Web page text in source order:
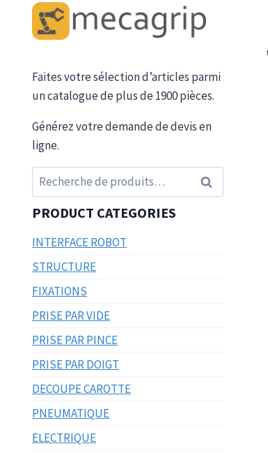
Faites votre sélection d’articles parmi
un catalogue de plus de 1900 pièces.
Générez votre demande de devis en
ligne.
Recherche
pour :
Recherche
PRODUCT CATEGORIES
INTERFACE ROBOT
STRUCTURE
FIXATIONS
PRISE PAR VIDE
PRISE PAR PINCE
PRISE PAR DOIGT
DECOUPE CAROTTE
PNEUMATIQUE
ELECTRIQUE